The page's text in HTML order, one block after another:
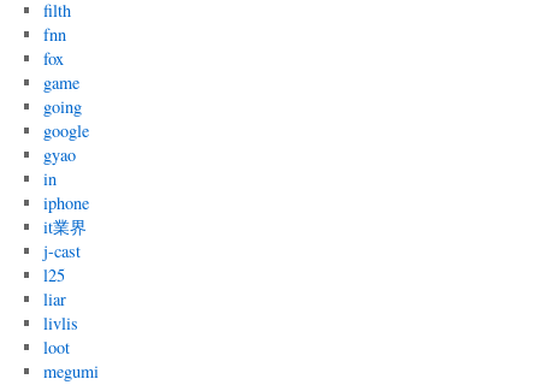
filth
fnn
fox
game
going
google
gyao
in
iphone
it業界
j-cast
l25
liar
livlis
loot
megumi